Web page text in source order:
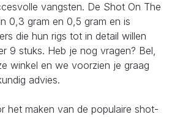
vangsten. De Shot On The
0,3 gram en 0,5 gram en is
die hun rigs tot in detail willen
9 stuks. Heb je nog vragen? Bel,
winkel en we voorzien je graag
advies.
het maken van de populaire shot-